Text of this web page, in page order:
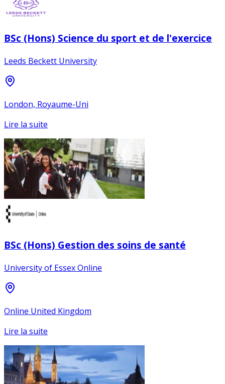
BSc (Hons) Science du sport et de l'exercice
Leeds Beckett University
London, Royaume-Uni
Lire la suite
BSc (Hons) Gestion des soins de santé
University of Essex Online
Online United Kingdom
Lire la suite